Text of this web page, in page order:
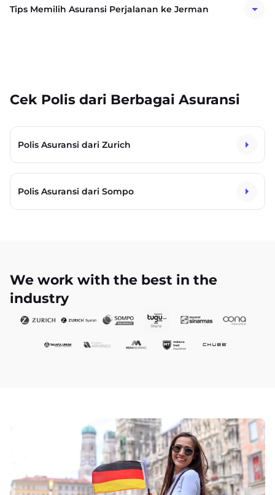
Tips Memilih Asuransi Perjalanan ke Jerman
Cek Polis dari Berbagai Asuransi
Polis Asuransi dari Zurich
Polis Asuransi dari Sompo
We work with the best in the
industry